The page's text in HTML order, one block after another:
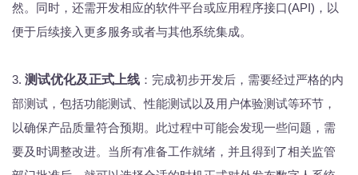
然。同时，还需开发相应的软件平台或应用程序接口(API)，以
便于后续接入更多服务或者与其他系统集成。
3. 测试优化及正式上线 ：完成初步开发后，需要经过严格的内
部测试，包括功能测试、性能测试以及用户体验测试等环节，
以确保产品质量符合预期。此过程中可能会发现一些问题，需
要及时调整改进。当所有准备工作就绪，并且得到了相关监管